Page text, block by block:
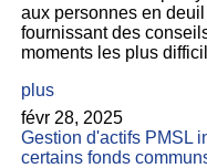
aux personnes en
fournissant des
moments les plus
plus
févr 28, 2025
Gestion d'actifs PMSL
certains fonds